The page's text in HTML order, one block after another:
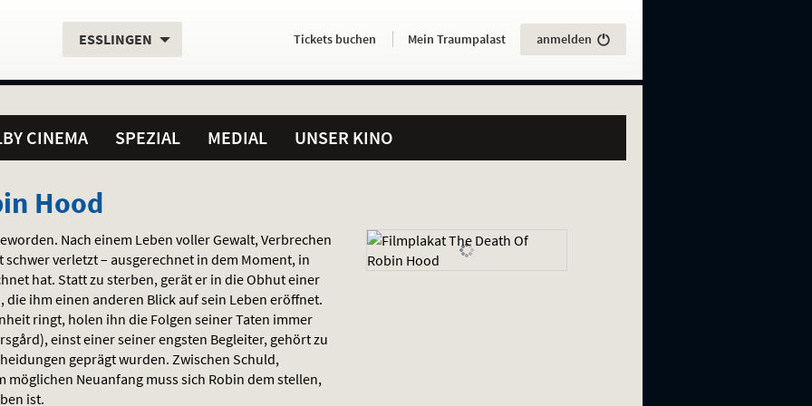
Aktueller
ESSLINGEN Servicefunktionen
Aktuelles
HierTickets buchen . Mein Traumpalast anmelden
CINEMA SPEZIAL MEDIAL UNSER KINO
Hood
Nach einem Leben voller Gewalt, Verbrechen
verletzt – ausgerechnet in dem Moment, in
hat. Statt zu sterben, gerät er in die Obhut einer
ihm einen anderen Blick auf sein Leben eröffnet.
ringt, holen ihn die Folgen seiner Taten immer
einst einer seiner engsten Begleiter, gehört zu
geprägt wurden. Zwischen Schuld,
möglichen Neuanfang muss sich Robin dem stellen,
ist.